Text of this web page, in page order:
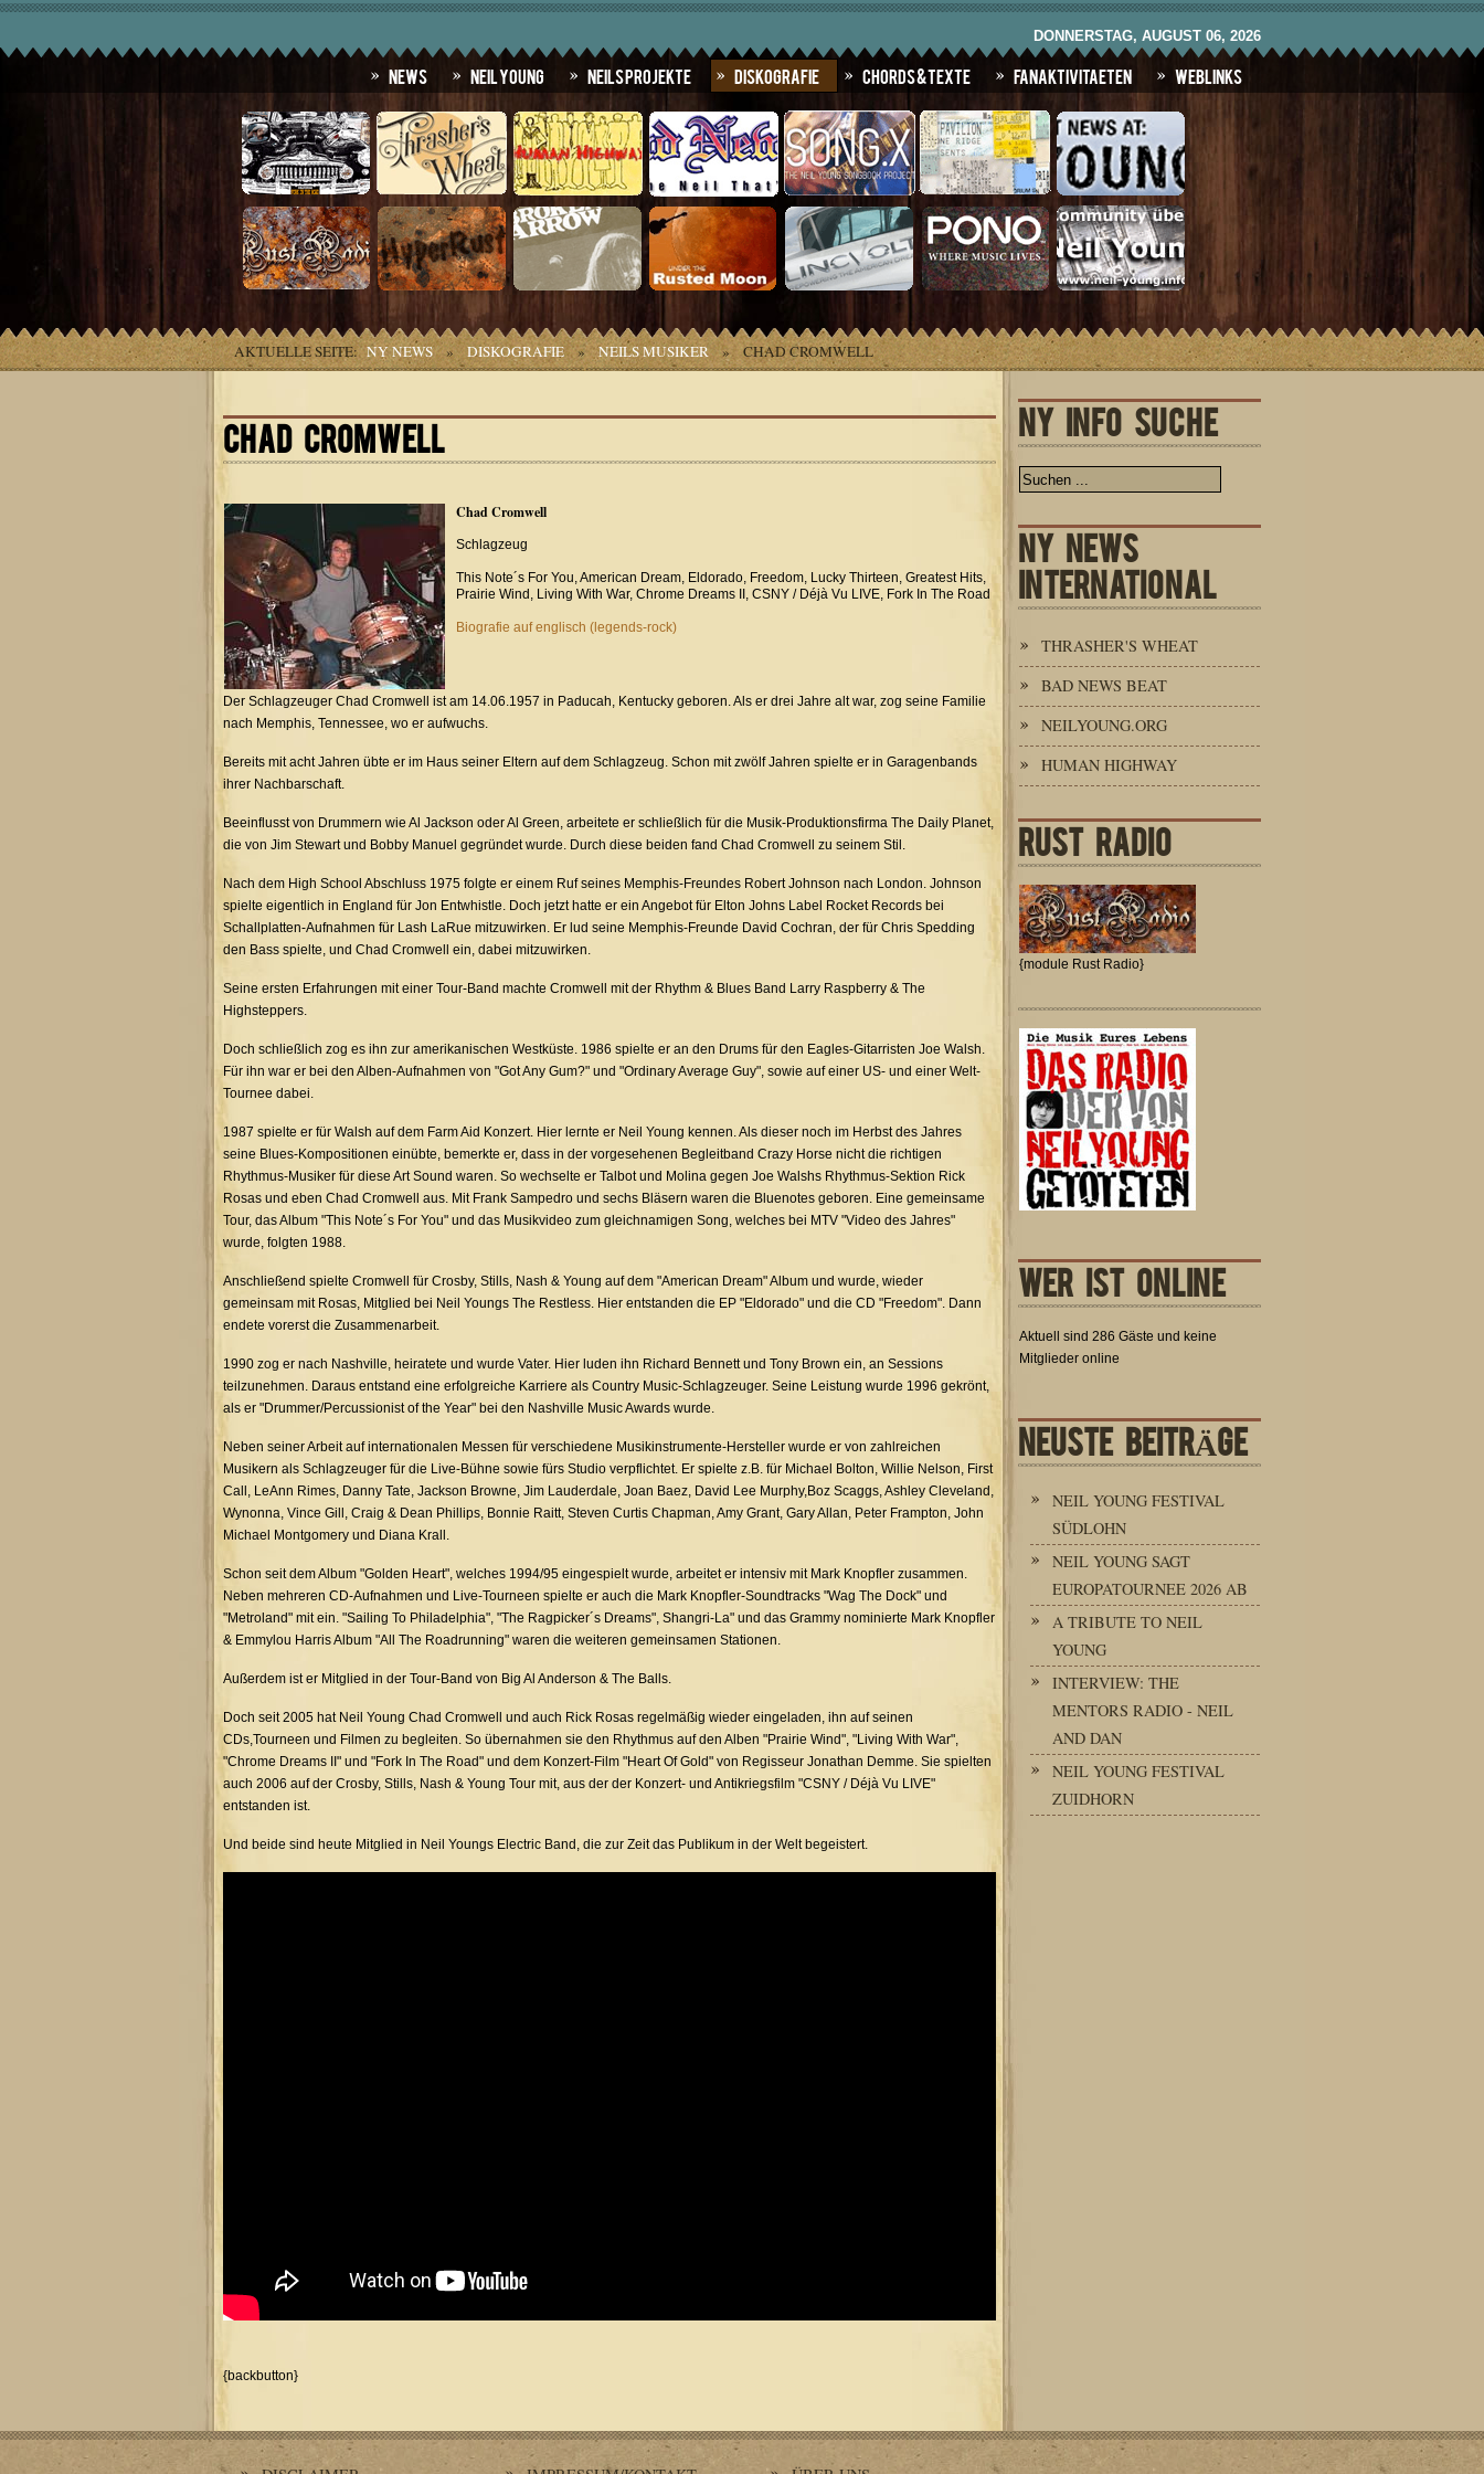
DONNERSTAG, AUGUST 06, 2026
News Neil Young Neils Projekte Diskografie Chords & Texte Fanaktivitaeten Weblinks
AKTUELLE SEITE: NY NEWS » DISKOGRAFIE » NEILS MUSIKER » CHAD CROMWELL
CHAD CROMWELL
Chad Cromwell
Schlagzeug
This Note´s For You, American Dream, Eldorado, Freedom, Lucky Thirteen, Greatest Hits,
Prairie Wind, Living With War, Chrome Dreams II, CSNY / Déjà Vu LIVE, Fork In The Road
Biografie auf englisch (legends-rock)
Der Schlagzeuger Chad Cromwell ist am 14.06.1957 in Paducah, Kentucky geboren. Als er drei Jahre alt war, zog seine Familie
nach Memphis, Tennessee, wo er aufwuchs.
Bereits mit acht Jahren übte er im Haus seiner Eltern auf dem Schlagzeug. Schon mit zwölf Jahren spielte er in Garagenbands
ihrer Nachbarschaft.
Beeinflusst von Drummern wie Al Jackson oder Al Green, arbeitete er schließlich für die Musik-Produktionsfirma The Daily Planet,
die von Jim Stewart und Bobby Manuel gegründet wurde. Durch diese beiden fand Chad Cromwell zu seinem Stil.
Nach dem High School Abschluss 1975 folgte er einem Ruf seines Memphis-Freundes Robert Johnson nach London. Johnson
spielte eigentlich in England für Jon Entwhistle. Doch jetzt hatte er ein Angebot für Elton Johns Label Rocket Records bei
Schallplatten-Aufnahmen für Lash LaRue mitzuwirken. Er lud seine Memphis-Freunde David Cochran, der für Chris Spedding
den Bass spielte, und Chad Cromwell ein, dabei mitzuwirken.
Seine ersten Erfahrungen mit einer Tour-Band machte Cromwell mit der Rhythm & Blues Band Larry Raspberry & The
Highsteppers.
Doch schließlich zog es ihn zur amerikanischen Westküste. 1986 spielte er an den Drums für den Eagles-Gitarristen Joe Walsh.
Für ihn war er bei den Alben-Aufnahmen von "Got Any Gum?" und "Ordinary Average Guy", sowie auf einer US- und einer Welt-
Tournee dabei.
1987 spielte er für Walsh auf dem Farm Aid Konzert. Hier lernte er Neil Young kennen. Als dieser noch im Herbst des Jahres
seine Blues-Kompositionen einübte, bemerkte er, dass in der vorgesehenen Begleitband Crazy Horse nicht die richtigen
Rhythmus-Musiker für diese Art Sound waren. So wechselte er Talbot und Molina gegen Joe Walshs Rhythmus-Sektion Rick
Rosas und eben Chad Cromwell aus. Mit Frank Sampedro und sechs Bläsern waren die Bluenotes geboren. Eine gemeinsame
Tour, das Album "This Note´s For You" und das Musikvideo zum gleichnamigen Song, welches bei MTV "Video des Jahres"
wurde, folgten 1988.
Anschließend spielte Cromwell für Crosby, Stills, Nash & Young auf dem "American Dream" Album und wurde, wieder
gemeinsam mit Rosas, Mitglied bei Neil Youngs The Restless. Hier entstanden die EP "Eldorado" und die CD "Freedom". Dann
endete vorerst die Zusammenarbeit.
1990 zog er nach Nashville, heiratete und wurde Vater. Hier luden ihn Richard Bennett und Tony Brown ein, an Sessions
teilzunehmen. Daraus entstand eine erfolgreiche Karriere als Country Music-Schlagzeuger. Seine Leistung wurde 1996 gekrönt,
als er "Drummer/Percussionist of the Year" bei den Nashville Music Awards wurde.
Neben seiner Arbeit auf internationalen Messen für verschiedene Musikinstrumente-Hersteller wurde er von zahlreichen
Musikern als Schlagzeuger für die Live-Bühne sowie fürs Studio verpflichtet. Er spielte z.B. für Michael Bolton, Willie Nelson, First
Call, LeAnn Rimes, Danny Tate, Jackson Browne, Jim Lauderdale, Joan Baez, David Lee Murphy,Boz Scaggs, Ashley Cleveland,
Wynonna, Vince Gill, Craig & Dean Phillips, Bonnie Raitt, Steven Curtis Chapman, Amy Grant, Gary Allan, Peter Frampton, John
Michael Montgomery und Diana Krall.
Schon seit dem Album "Golden Heart", welches 1994/95 eingespielt wurde, arbeitet er intensiv mit Mark Knopfler zusammen.
Neben mehreren CD-Aufnahmen und Live-Tourneen spielte er auch die Mark Knopfler-Soundtracks "Wag The Dock" und
"Metroland" mit ein. "Sailing To Philadelphia", "The Ragpicker´s Dreams", Shangri-La" und das Grammy nominierte Mark Knopfler
& Emmylou Harris Album "All The Roadrunning" waren die weiteren gemeinsamen Stationen.
Außerdem ist er Mitglied in der Tour-Band von Big Al Anderson & The Balls.
Doch seit 2005 hat Neil Young Chad Cromwell und auch Rick Rosas regelmäßig wieder eingeladen, ihn auf seinen
CDs,Tourneen und Filmen zu begleiten. So übernahmen sie den Rhythmus auf den Alben "Prairie Wind", "Living With War",
"Chrome Dreams II" und "Fork In The Road" und dem Konzert-Film "Heart Of Gold" von Regisseur Jonathan Demme. Sie spielten
auch 2006 auf der Crosby, Stills, Nash & Young Tour mit, aus der der Konzert- und Antikriegsfilm "CSNY / Déjà Vu LIVE"
entstanden ist.
Und beide sind heute Mitglied in Neil Youngs Electric Band, die zur Zeit das Publikum in der Welt begeistert.
{backbutton}
NY INFO SUCHE
NY NEWS
INTERNATIONAL
THRASHER'S WHEAT
BAD NEWS BEAT
NEILYOUNG.ORG
HUMAN HIGHWAY
RUST RADIO
{module Rust Radio}
WER IST ONLINE
Aktuell sind 286 Gäste und keine
Mitglieder online
NEUSTE BEITRÄGE
NEIL YOUNG FESTIVAL
SÜDLOHN
NEIL YOUNG SAGT
EUROPATOURNEE 2026 AB
A TRIBUTE TO NEIL
YOUNG
INTERVIEW: THE
MENTORS RADIO - NEIL
AND DAN
NEIL YOUNG FESTIVAL
ZUIDHORN